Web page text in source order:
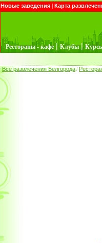
Новые заведения | Карта
Рестораны - кафе | Клубы |
Все развлечения Белгорода /